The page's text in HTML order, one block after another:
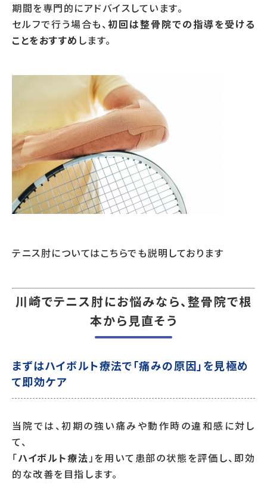
期間を専門的にアドバイスしています。
セルフで行う場合も、初回は整骨院での指導を受ける
ことをおすすめ します。
テニス肘についてはこちらでも説明しております
川崎でテニス肘にお悩みなら、整骨院で根
本から見直そう
まずはハイボルト療法で「痛みの原因」を見極め
て即効ケア
当院では、初期の強い痛みや動作時の違和感に対し
て、
「ハイボルト療法」を用いて患部の状態を評価し、即効
的な改善を目指します。